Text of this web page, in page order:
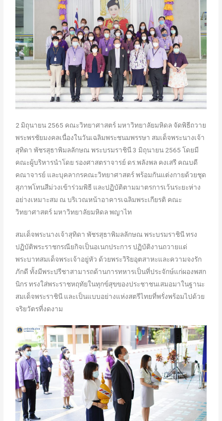
2 มิถุนายน 2565 คณะวิทยาศาสตร์ มหาวิทยาลัยมหิดล จัดพิธีถวาย
พระพรชัยมงคลเนื่องในวันเฉลิมพระชนมพรรษา สมเด็จพระนางเจ้า
สุทิดา พัชรสุธาพิมลลักษณ พระบรมราชินี 3 มิถุนายน 2565 โดยมี
คณะผู้บริหารนำโดย รองศาสตราจารย์ ดร.พลังพล คงเสรี คณบดี
คณาจารย์ และบุคลากรคณะวิทยาศาสตร์ พร้อมกันแต่งกายด้วยชุด
สุภาพโทนสีม่วงเข้าร่วมพิธี และปฏิบัติตามมาตรการเว้นระยะห่าง
อย่างเหมาะสม ณ บริเวณหน้าอาคารเฉลิมพระเกียรติ คณะ
วิทยาศาสตร์ มหาวิทยาลัยมหิดล พญาไท
สมเด็จพระนางเจ้าสุทิดา พัชรสุธาพิมลลักษณ พระบรมราชินี ทรง
ปฏิบัติพระราชกรณียกิจเป็นอเนกประการ ปฏิบัติงานถวายแด่
พระบาทสมเด็จพระเจ้าอยู่หัว ด้วยพระวิริยอุตสาหะและความจงรัก
ภักดี ทั้งมีพระปรีชาสามารถด้านการทหารเป็นที่ประจักษ์แก่ผองพสก
นิกร ทรงใส่พระราชหฤทัยในทุกข์สุขของประชาชนเสมอมาในฐานะ
สมเด็จพระราชินี และเป็นแบบอย่างแห่งสตรีไทยที่พรั่งพร้อมไปด้วย
จริยวัตรที่งดงาม